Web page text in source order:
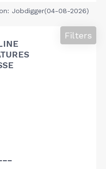
Jobdigger(04-08-2026)
Filters